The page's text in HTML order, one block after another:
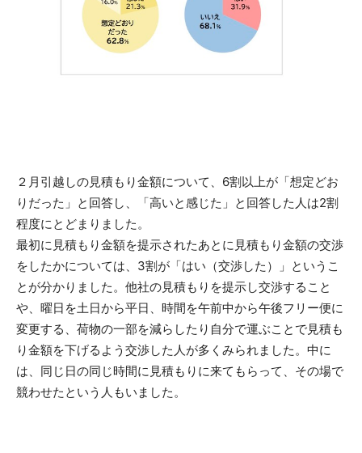
２月引越しの見積もり金額について、6割以上が「想定どお
りだった」と回答し、「高いと感じた」と回答した人は2割
程度にとどまりました。
最初に見積もり金額を提示されたあとに見積もり金額の交渉
をしたかについては、3割が「はい（交渉した）」というこ
とが分かりました。他社の見積もりを提示し交渉すること
や、曜日を土日から平日、時間を午前中から午後フリー便に
変更する、荷物の一部を減らしたり自分で運ぶことで見積も
り金額を下げるよう交渉した人が多くみられました。中に
は、同じ日の同じ時間に見積もりに来てもらって、その場で
競わせたという人もいました。